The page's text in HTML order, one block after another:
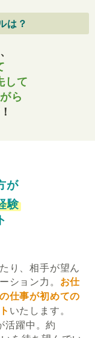
は？
して
ら
が
験
り、相手が望ん
ション力。 お仕
仕事が初めての
いたします。
活躍中。約